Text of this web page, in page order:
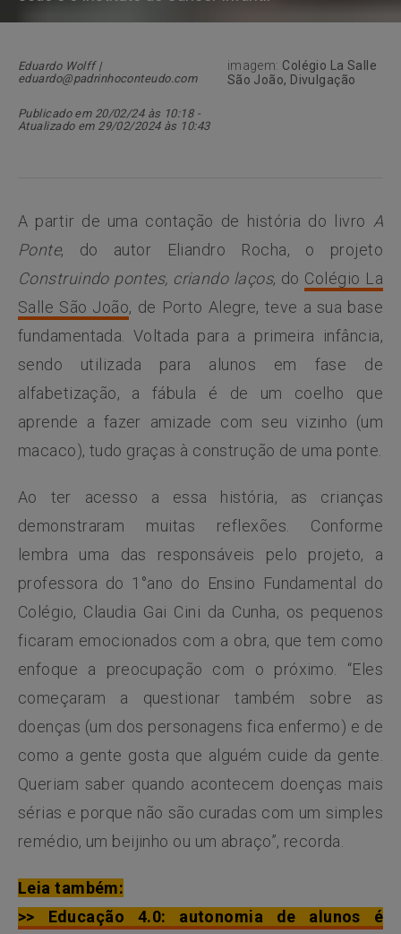
Eduardo Wolff |
eduardo@padrinhoconteudo.com
Publicado em 20/02/24 às 10:18 -
Atualizado em 29/02/2024 às 10:43
imagem: Colégio La Salle
São João, Divulgação
A partir de uma contação de história do livro A
Ponte, do autor Eliandro Rocha, o projeto
Construindo pontes, criando laços, do Colégio La
Salle São João, de Porto Alegre, teve a sua base
fundamentada. Voltada para a primeira infância,
sendo utilizada para alunos em fase de
alfabetização, a fábula é de um coelho que
aprende a fazer amizade com seu vizinho (um
macaco), tudo graças à construção de uma ponte.
Ao ter acesso a essa história, as crianças
demonstraram muitas reflexões. Conforme
lembra uma das responsáveis pelo projeto, a
professora do 1°ano do Ensino Fundamental do
Colégio, Claudia Gai Cini da Cunha, os pequenos
ficaram emocionados com a obra, que tem como
enfoque a preocupação com o próximo. “Eles
começaram a questionar também sobre as
doenças (um dos personagens fica enfermo) e de
como a gente gosta que alguém cuide da gente.
Queriam saber quando acontecem doenças mais
sérias e porque não são curadas com um simples
remédio, um beijinho ou um abraço”, recorda.
Leia também:
>> Educação 4.0: autonomia de alunos é